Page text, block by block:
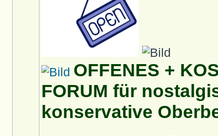
OFFENES +
FORUM für
konservative